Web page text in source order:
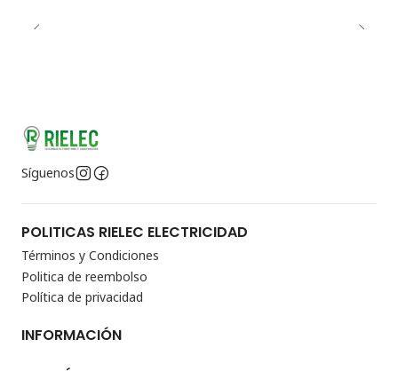
Síguenos
POLITICAS RIELEC ELECTRICIDAD
Términos y Condiciones
Politica de reembolso
Política de privacidad
INFORMACIÓN